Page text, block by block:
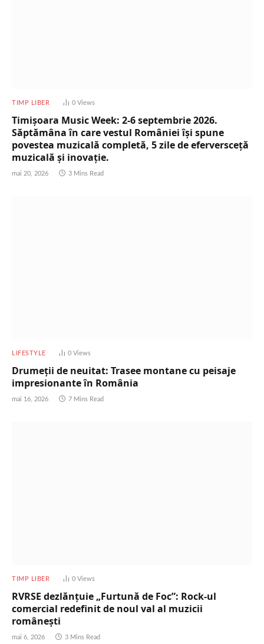
TIMP LIBER 0 Views
Timișoara Music Week: 2-6 septembrie 2026.
Săptămâna în care vestul României își spune
povestea muzicală completă, 5 zile de eferversceță
muzicală și inovație.
mai 20, 2026 3 Mins Read
LIFESTYLE 0 Views
Drumeții de neuitat: Trasee montane cu peisaje
impresionante în România
mai 16, 2026 7 Mins Read
TIMP LIBER 0 Views
RVRSE dezlănțuie „Furtună de Foc”: Rock-ul
comercial redefinit de noul val al muzicii
românești
mai 6, 2026 3 Mins Read